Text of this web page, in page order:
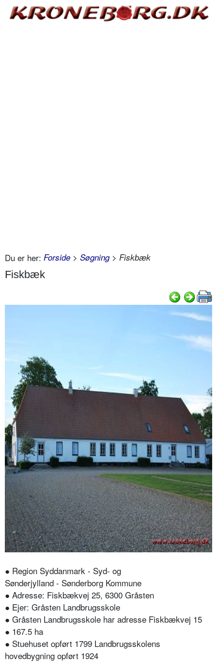
Du er her: Forside > Søgning> Fiskbæk
Fiskbæk
● Region Syddanmark - Syd- og
Sønderjylland - Sønderborg Kommune
● Adresse: Fiskbækvej 25, 6300 Gråsten
● Ejer: Gråsten Landbrugsskole
● Gråsten Landbrugsskole har adresse Fiskbækvej 15
● 167.5 ha
● Stuehuset opført 1799 Landbrugsskolens
hovedbygning opført 1924